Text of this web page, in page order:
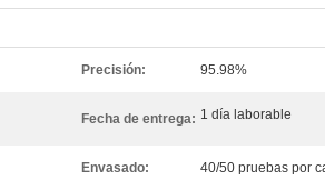
Precisión: 95.98%
Fecha de entrega: 1 día laborable
Envasado: 40/50 pruebas por